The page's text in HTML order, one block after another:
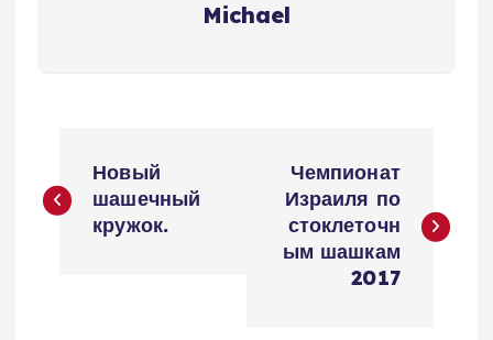
Michael
а
Новый
шашечный
кружок.
Чемпионат
Израиля по
стоклеточн
ым шашкам
2017